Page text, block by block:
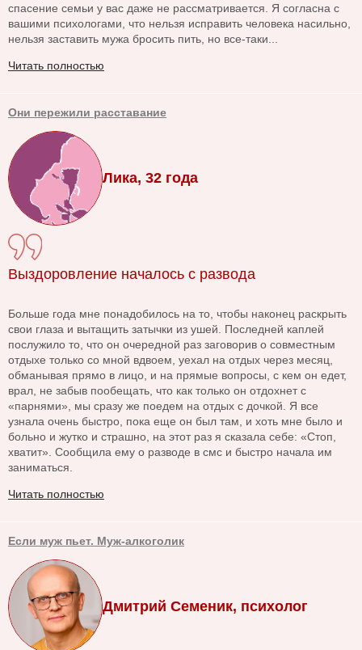
спасение семьи у вас даже не рассматривается. Я согласна с
вашими психологами, что нельзя исправить человека насильно,
нельзя заставить мужа бросить пить, но все-таки...
Читать полностью
Они пережили расставание
Лика, 32 года
Выздоровление началось с развода
Больше года мне понадобилось на то, чтобы наконец раскрыть
свои глаза и вытащить затычки из ушей. Последней каплей
послужило то, что он очередной раз заговорив о совместным
отдыхе только со мной вдвоем, уехал на отдых через месяц,
обманывая прямо в лицо, и на прямые вопросы, с кем он едет,
врал, не забыв пообещать, что как только он отдохнет с
«парнями», мы сразу же поедем на отдых с дочкой. Я все
узнала очень быстро, пока еще он был там, и хоть мне было и
больно и жутко и страшно, на этот раз я сказала себе: «Стоп,
хватит». Сообщила ему о разводе в смс и быстро начала им
заниматься.
Читать полностью
Если муж пьет. Муж-алкоголик
Дмитрий Семеник, психолог